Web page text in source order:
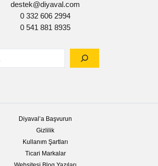
destek@diyaval.com
0 332 606 2994
0 541 881 8935
Diyaval’a Başvurun
Gizlilik
Kullanım Şartları
Ticari Markalar